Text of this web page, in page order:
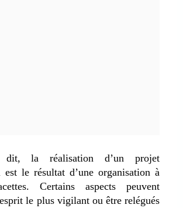
dit, la réalisation d’un projet
est le résultat d’une organisation à
Certains aspects peuvent
le plus vigilant ou être relégués